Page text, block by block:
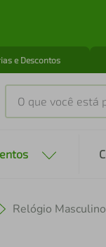
e Descontos
O que você está
Relógio
cafeteira